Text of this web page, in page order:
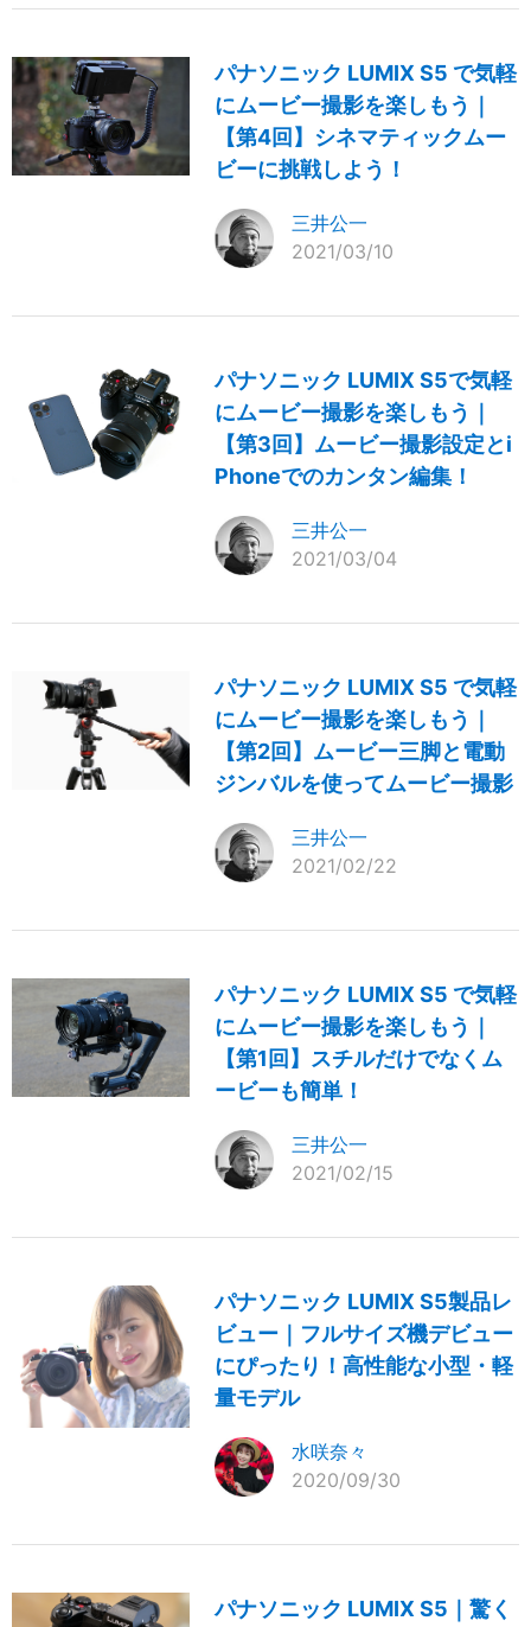
パナソニック LUMIX S5 で気軽
にムービー撮影を楽しもう｜
【第4回】シネマティックムー
ビーに挑戦しよう！
三井公一
2021/03/10
パナソニック LUMIX S5で気軽
にムービー撮影を楽しもう｜
【第3回】ムービー撮影設定とi
Phoneでのカンタン編集！
三井公一
2021/03/04
パナソニック LUMIX S5 で気軽
にムービー撮影を楽しもう｜
【第2回】ムービー三脚と電動
ジンバルを使ってムービー撮影
三井公一
2021/02/22
パナソニック LUMIX S5 で気軽
にムービー撮影を楽しもう｜
【第1回】スチルだけでなくム
ービーも簡単！
三井公一
2021/02/15
パナソニック LUMIX S5製品レ
ビュー｜フルサイズ機デビュー
にぴったり！高性能な小型・軽
量モデル
水咲奈々
2020/09/30
パナソニック LUMIX S5｜驚く